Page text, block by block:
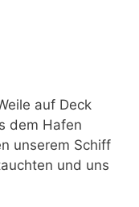
auf Deck
dem Hafen
unserem Schiff
und uns